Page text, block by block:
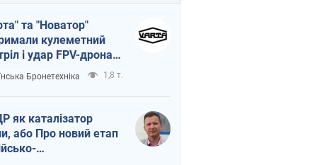
та "Новатор"
кулеметний
і удар FPV-дрона,
життя
ЗСУ
Бронетехніка 1,8 т.
як каталізатор
або Про новий етап